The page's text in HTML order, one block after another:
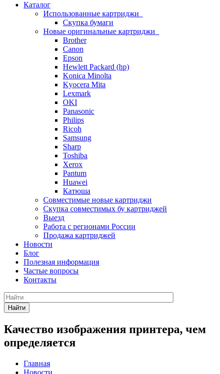
Каталог
Использованные картриджи
Скупка бумаги
Новые оригинальные картриджи
Brother
Canon
Epson
Hewlett Packard (hp)
Konica Minolta
Kyocera Mita
Lexmark
OKI
Panasonic
Philips
Ricoh
Samsung
Sharp
Toshiba
Xerox
Pantum
Huawei
Катюша
Совместимые новые картриджи
Скупка совместимых бу картриджей
Выезд
Работа с регионами России
Продажа картриджей
Новости
Блог
Полезная информация
Частые вопросы
Контакты
Найти
Качество изображения принтера, чем
определяется
Главная
Новости